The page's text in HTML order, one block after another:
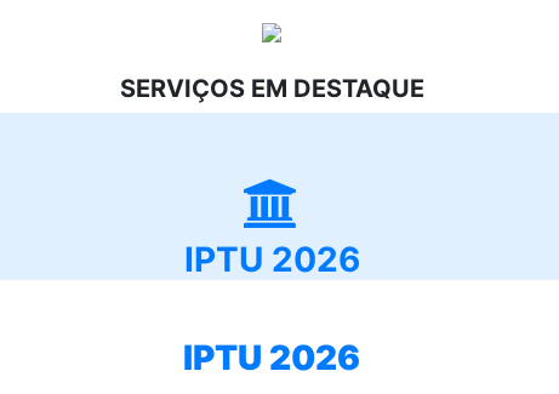
SERVIÇOS EM DESTAQUE
IPTU 2026
IPTU 2026